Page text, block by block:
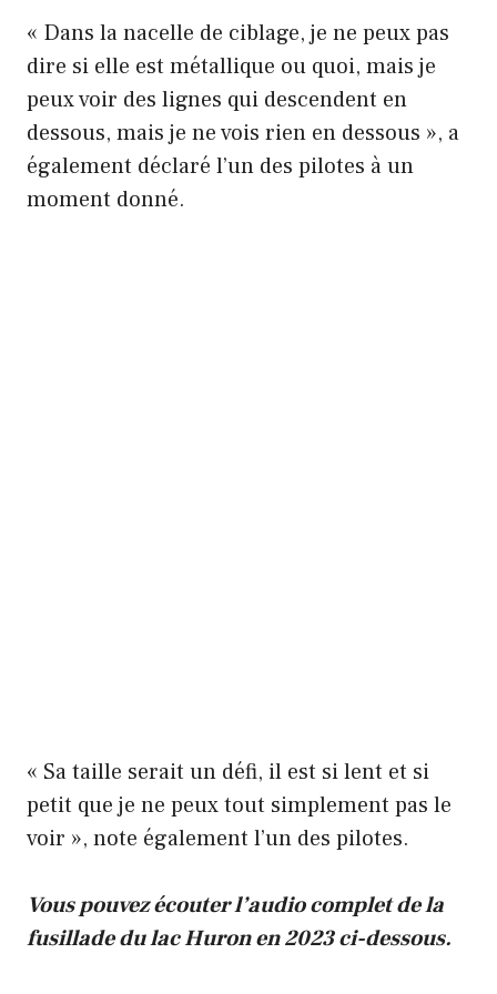
« Dans la nacelle de ciblage, je ne peux pas
dire si elle est métallique ou quoi, mais je
peux voir des lignes qui descendent en
dessous, mais je ne vois rien en dessous », a
également déclaré l’un des pilotes à un
moment donné.
« Sa taille serait un défi, il est si lent et si
petit que je ne peux tout simplement pas le
voir », note également l’un des pilotes.
Vous pouvez écouter l’audio complet de la
fusillade du lac Huron en 2023 ci-dessous.